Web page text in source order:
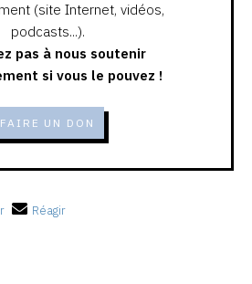
(site Internet, vidéos,
podcasts...).
pas à nous soutenir
si vous le pouvez !
FAIRE UN DON
Réagir